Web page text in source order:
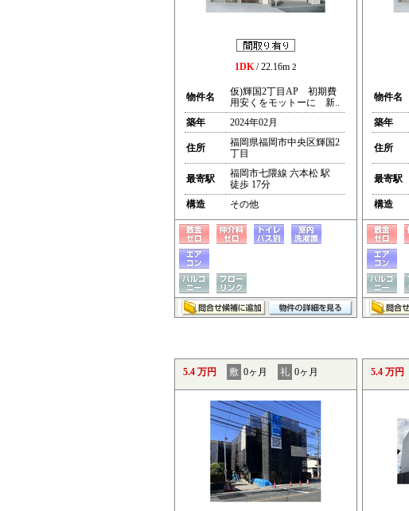
1DK/ 22.16m 2
物件名
仮)輝国2丁目AP 初期費
用安くをモットーに 新..
築年
2024年02月
住所
福岡県福岡市中央区輝国2
丁目
最寄駅
福岡市七隈線 六本松 駅
徒歩 17分
構造
その他
物件名
築年
住所
最寄駅
構造
5.4 万円 敷 0ヶ月 礼 0ヶ月 5.4 万円